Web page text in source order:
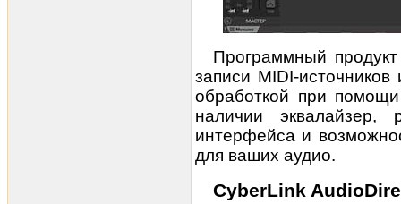
Программный
записи MIDI-
обработкой при
наличии эквалайзер,
интерфейса и
для ваших аудио.
CyberLink